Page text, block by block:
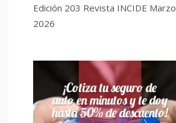
Edición 203 Revista INCIDE Marzo
2026